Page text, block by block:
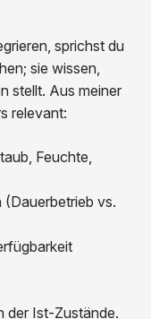
sprichst du
sie wissen,
stellt. Aus meiner
relevant:
Feuchte,
vs.
der Ist-Zustände.